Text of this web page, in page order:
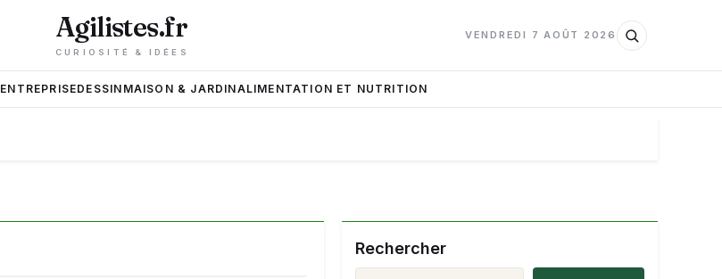
Agilistes.fr
CURIOSITÉ & IDÉES
VENDREDI 7 AOÛT 2026
ENTREPRISEDESSIN MAISON & JARDINALIMENTATION ET NUTRITION
Rechercher